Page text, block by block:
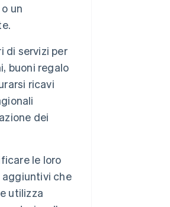
un
di servizi per
buoni regalo
ricavi
dei
le loro
che
utilizza